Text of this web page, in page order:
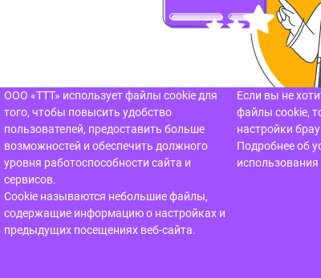
ООО «ТТТ» использует файлы cookie для
того, чтобы повысить удобство
пользователей, предоставить больше
возможностей и обеспечить должного
уровня работоспособности сайта и
сервисов.
Cookie называются небольшие файлы,
содержащие информацию о настройках и
предыдущих посещениях веб-сайта.
Если вы не
файлы cookie,
настройки
Подробнее об
использования